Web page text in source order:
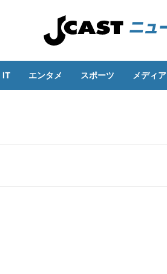
IT エンタメ スポーツ メディア